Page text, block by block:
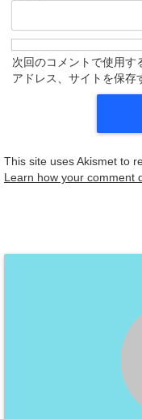
次回のコメントで使用す
アドレス、サイトを保存
This site uses Akismet to
Learn how your comment